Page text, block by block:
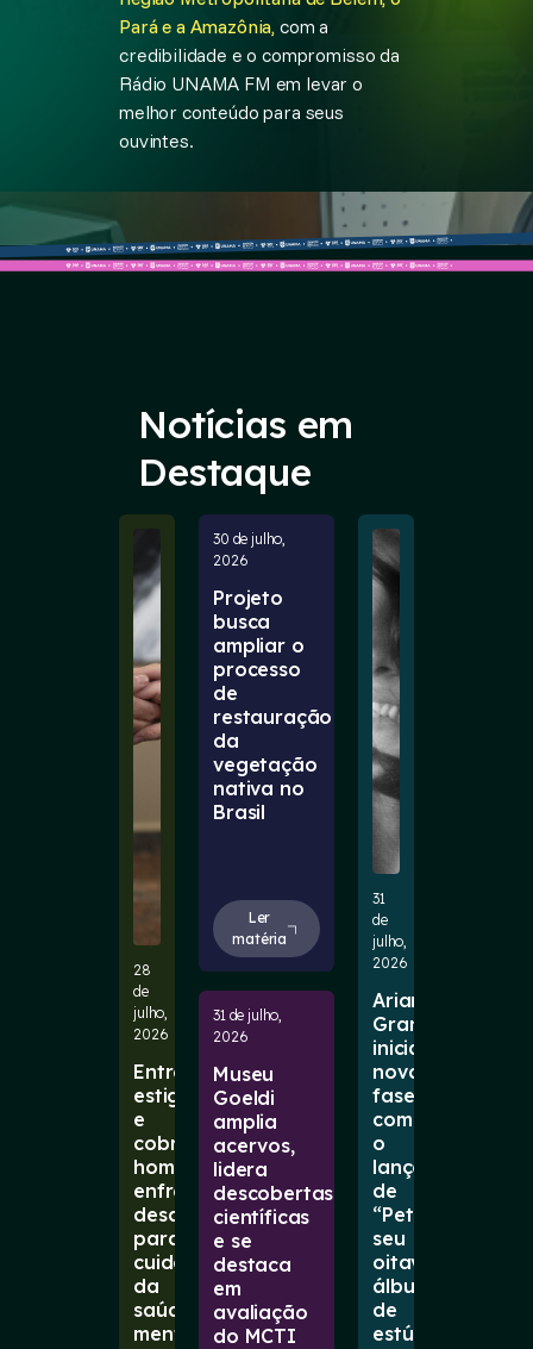
Pará e a Amazônia, com a
credibilidade e o compromisso da
Rádio UNAMA FM em levar o
melhor conteúdo para seus
ouvintes.
Notícias em
Destaque
28
de
julho,
2026
Entre
estigmas
e
cobranças,
homens
enfrentam
desafios
para
cuidar
da
saúde
mental
30 de julho,
2026
Projeto
busca
ampliar o
processo
de
restauração
da
vegetação
nativa no
Brasil
Ler
matéria
31 de julho,
2026
Museu
Goeldi
amplia
acervos,
lidera
descobertas
científicas
e se
destaca
em
avaliação
do MCTI
31
de
julho,
2026
Ariana
Grande
inicia
nova
fase
com
o
lançamento
de
“Petal”,
seu
oitavo
álbum
de
estúdio